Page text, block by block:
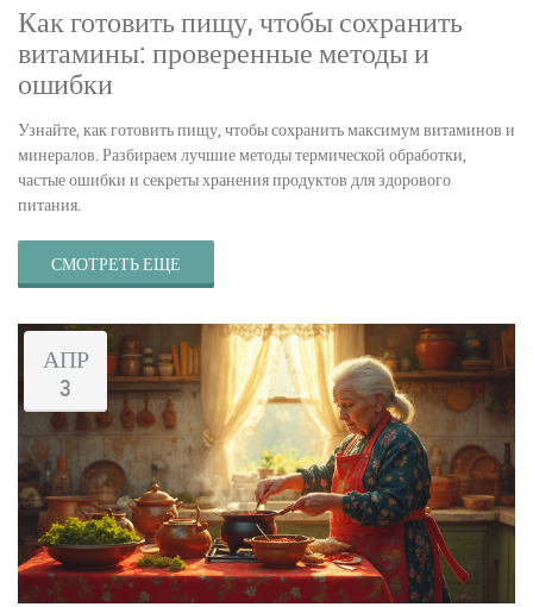
Как готовить пищу, чтобы сохранить
витамины: проверенные методы и
ошибки
Узнайте, как готовить пищу, чтобы сохранить максимум витаминов и
минералов. Разбираем лучшие методы термической обработки,
частые ошибки и секреты хранения продуктов для здорового
питания.
СМОТРЕТЬ ЕЩЕ
АПР
3